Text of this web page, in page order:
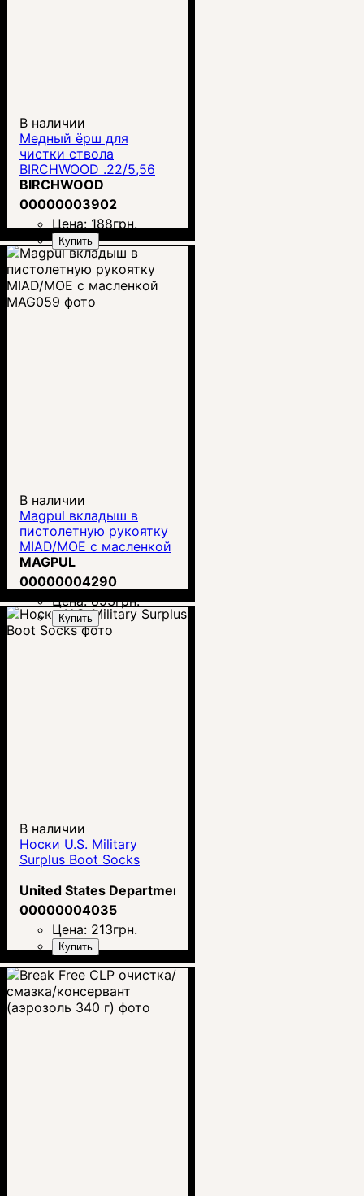
В наличии
Медный ёрш для
чистки ствола
BIRCHWOOD .22/5,56
(BC-41242)
BIRCHWOOD
00000003902
Цена: 188грн.
Купить
В наличии
Magpul вкладыш в
пистолетную рукоятку
MIAD/MOE с масленкой
MAG059
MAGPUL
00000004290
Цена:893грн.
Купить
В наличии
Носки U.S. Military
Surplus Boot Socks
United States Department of the Army
00000004035
Цена: 213грн.
Купить